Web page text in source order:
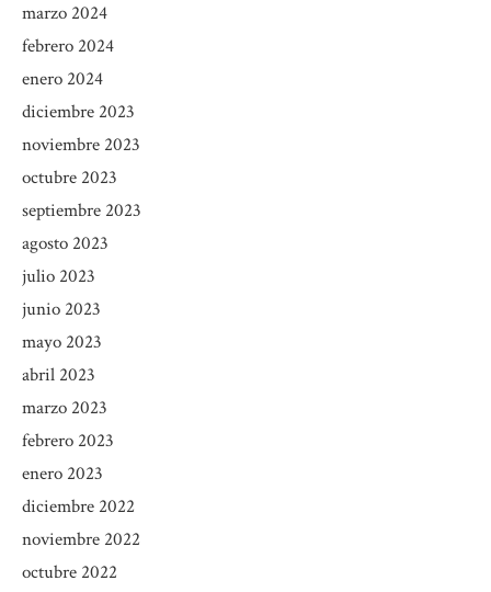
marzo 2024
febrero 2024
enero 2024
diciembre 2023
noviembre 2023
octubre 2023
septiembre 2023
agosto 2023
julio 2023
junio 2023
mayo 2023
abril 2023
marzo 2023
febrero 2023
enero 2023
diciembre 2022
noviembre 2022
octubre 2022